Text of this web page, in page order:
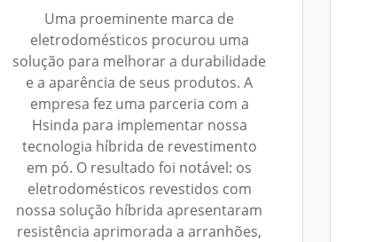
Uma proeminente marca de
eletrodomésticos procurou uma
solução para melhorar a durabilidade
e a aparência de seus produtos. A
empresa fez uma parceria com a
Hsinda para implementar nossa
tecnologia híbrida de revestimento
em pó. O resultado foi notável: os
eletrodomésticos revestidos com
nossa solução híbrida apresentaram
resistência aprimorada a arranhões,